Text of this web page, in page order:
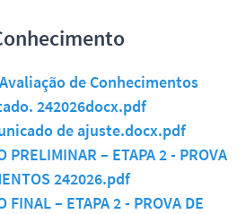
Avaliação de Conhecimentos
242026docx.pdf
de ajuste.docx.pdf
PRELIMINAR – ETAPA 2 - PROVA
242026.pdf
FINAL – ETAPA 2 - PROVA DE